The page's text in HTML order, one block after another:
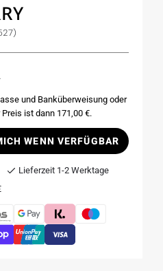
und Banküberweisung oder
ist dann 171,00 €.
WENN VERFÜGBAR
Lieferzeit 1-2 Werktage